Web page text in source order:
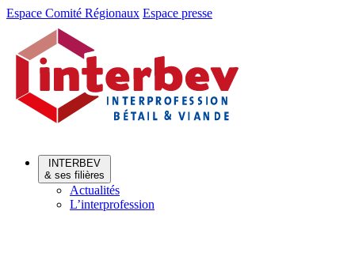
Aller
Aller
contenu
Espace Comité Régionaux Espace presse
INTERBEV
& ses filières
Actualités
L’interprofession